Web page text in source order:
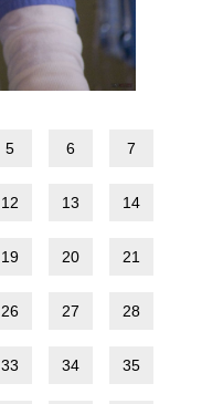
5 6 7
12 13 14
19 20 21
26 27 28
33 34 35